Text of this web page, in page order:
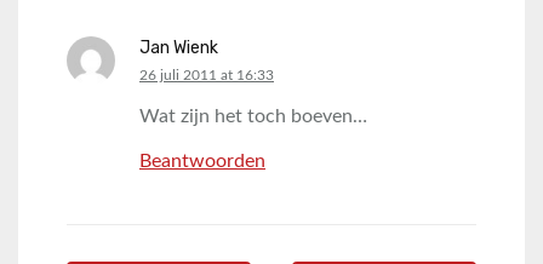
Jan Wienk
says:
26 juli 2011 at 16:33
Wat zijn het toch boeven…
Beantwoorden